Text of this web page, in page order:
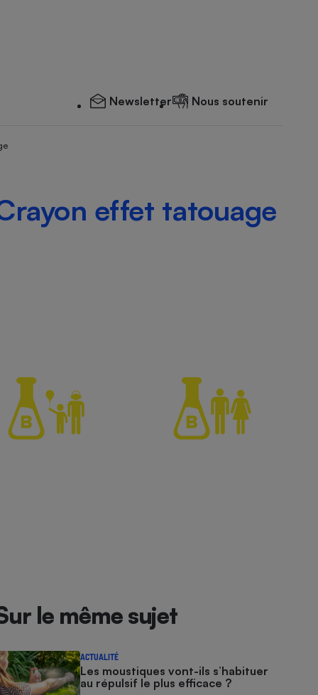
Newsletter Nous soutenir
effet tatouage
le même sujet
ACTUALITÉ
Les moustiques vont-ils s’habituer
au répulsif le plus efficace ?